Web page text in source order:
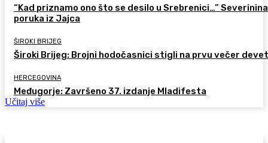
“Kad priznamo ono što se desilo u Srebrenici…” Severinina
poruka iz Jajca
ŠIROKI BRIJEG
Široki Brijeg: Brojni hodočasnici stigli na prvu večer
HERCEGOVINA
Međugorje: Završeno 37. izdanje Mladifesta
Učitaj više